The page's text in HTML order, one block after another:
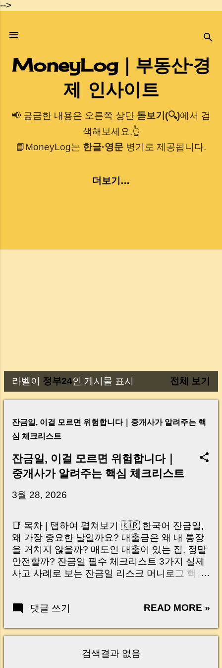
-->
기본 콘텐츠로 건너뛰기
MoneyLog｜부동산·경
제 인사이트
📢 궁금한 내용은 오른쪽 상단 돋보기(🔍)에서 검
색해보세요.👆
📘MoneyLog는 한글·영문 병기로 제공됩니다.
더보기…
글
라벨이 정부24인 게시물 표시 전체 보기
잔금일, 이걸 모르면 위험합니다｜중개사가 알려주는 핵
심 체크리스트
잔금일, 이걸 모르면 위험합니다｜
중개사가 알려주는 핵심 체크리스트
3월 28, 2026
📑 목차 | 탭하여 펼쳐보기 🇰🇷 한국어 잔금일,
왜 가장 중요한 날일까요? 대출금은 왜 내 통장
을 거치지 않을까? 매도인 대출이 있는 집, 정말
안전할까? 잔금일 필수 체크리스트 3가지 실제
사고 사례로 보는 잔금일 리스크 머니로그 핵심
Your Account Is It Safe If the Seller Has a
Real Risks and Mistakes to Avoid MoneyLog
신가요? “잔금일… 그냥 돈 보내고 끝나는 거 아
댓글 쓰기 READ MORE »
검색결과 없음